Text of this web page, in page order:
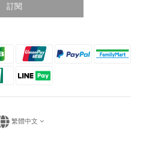
訂閱
繁體中文